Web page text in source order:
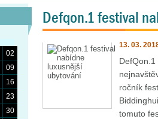
02
09
16
23
30
Defqon.1 festival
13. 03.
ročník
tomuto